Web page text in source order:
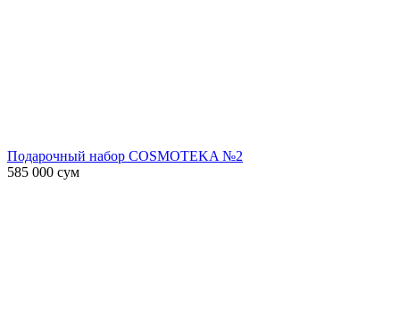
Подарочный набор COSMOTEKA №2
585 000 сум